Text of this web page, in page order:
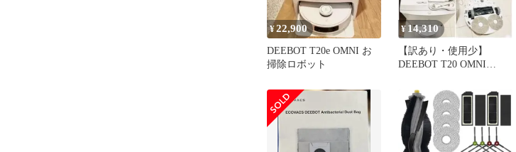
¥22,900
DEEBOT T20e OMNI お
掃除ロボット
¥ 14,310
【訳あり・使用少】
DEEBOT T20 OMNI